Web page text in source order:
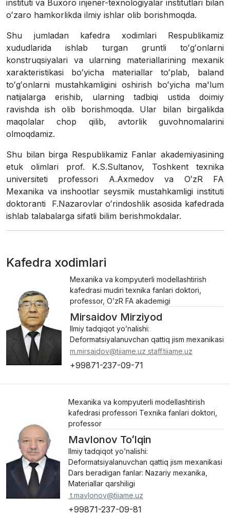
instituti va Buxoro injener-texnologiyalar institutlari bilan
oʻzaro hamkorlikda ilmiy ishlar olib borishmoqda.
Shu jumladan kafedra xodimlari Respublikamiz
xududlarida ishlab turgan gruntli toʻgʻonlarni
konstruqsiyalari va ularning materiallarining mexanik
xarakteristikasi boʻyicha materiallar toʻplab, baland
toʻgʻonlarni mustahkamligini oshirish boʻyicha ma'lum
natijalarga erishib, ularning tadbiqi ustida doimiy
ravishda ish olib borishmoqda. Ular bilan birgalikda
maqolalar chop qilib, avtorlik guvohnomalarini
olmoqdamiz.
Shu bilan birga Respublikamiz Fanlar akademiyasining
etuk olimlari prof. K.S.Sultanov, Toshkent texnika
universiteti professori A.Axmedov va OʻzR FA
Mexanika va inshootlar seysmik mustahkamligi instituti
doktoranti
F.Nazarovlar oʻrindoshlik asosida kafedrada
ishlab talabalarga sifatli bilim berishmokdalar.
Kafedra xodimlari
Mexanika va kompyuterli modellashtirish
kafedrasi mudiri texnika fanlari doktori,
professor, O’zR FA akademigi
Mirsaidov Mirziyod
Ilmiy tadqiqot yo’nalishi:
Deformatsiyalanuvchan qattiq jism mexanikasi
m.mirsaidov@tiiame.uz staff.tiiame.uz
+99871-237-09-71
Mexanika va kompyuterli modellashtirish
kafedrasi professori Texnika fanlari doktori,
professor
Mavlonov Toʻlqin
Ilmiy tadqiqot yo’nalishi:
Deformatsiyalanuvchan qattiq jism mexanikasi
Dars beradigan fanlar: Nazariy mexanika,
Materiallar qarshiligi
t.mavlonov@tiiame.uz
+99871-237-09-81